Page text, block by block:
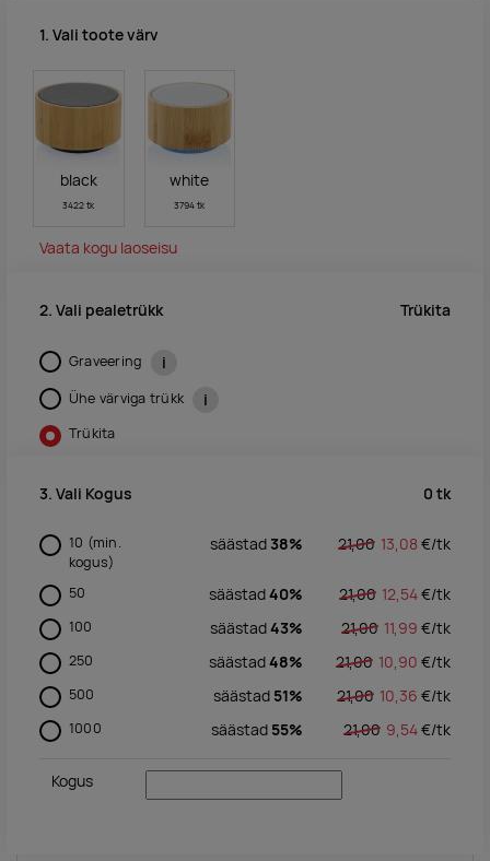
1. Vali toote värv
black
3422 tk
white
3794 tk
Vaata kogu laoseisu
2. Vali pealetrükk Trükita
Graveering i
Ühe värviga trükk i
Trükita
3. Vali Kogus 0 tk
10 (min.
kogus)
säästad 38% 21,00 13,08 €/tk
50 säästad40% 21,00 12,54€/tk
100 säästad43% 21,00 11,99 €/tk
250 säästad48% 21,00 10,90 €/tk
500 säästad 51% 21,00 10,36 €/tk
1000 säästad 55% 21,00 9,54€/tk
Kogus